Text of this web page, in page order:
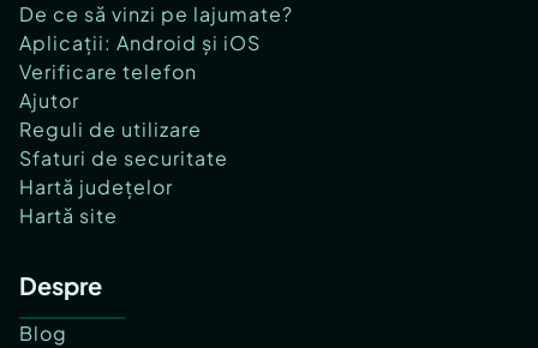
De ce să vinzi pe lajumate?
Aplicații: Android și iOS
Verificare telefon
Ajutor
Reguli de utilizare
Sfaturi de securitate
Hartă județelor
Hartă site
Despre
Blog